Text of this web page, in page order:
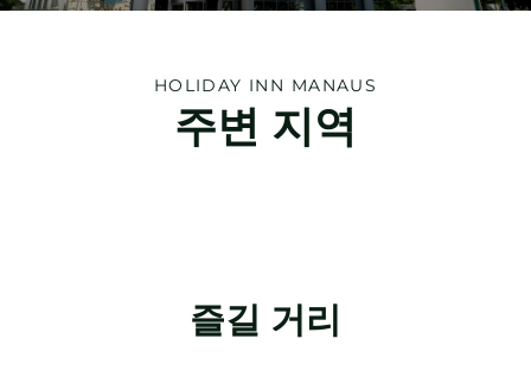
HOLIDAY INN MANAUS
주변 지역
즐길 거리